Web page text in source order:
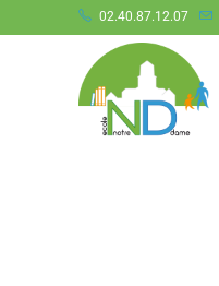
02.40.87.12.07